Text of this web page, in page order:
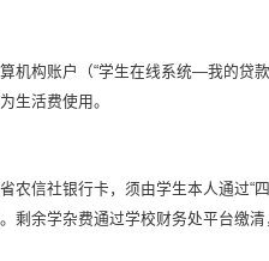
机构账户（“学生在线系统—我的
生活费使用。
信社银行卡，须由学生本人通过“四
剩余学杂费通过学校财务处平台缴